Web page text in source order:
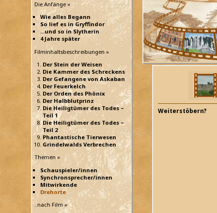
Die Anfänge »
Wie alles Begann
So lief es in Gryffindor
...und so in Slytherin
4 Jahre später
Filminhaltsbeschreibungen »
Der Stein der Weisen
Die Kammer des Schreckens
Der Gefangene von Askaban
Der Feuerkelch
Der Orden des Phönix
Der Halbblutprinz
Die Heiligtümer des Todes –
Teil 1
Die Heiligtümer des Todes –
Teil 2
Phantastische Tierwesen
Grindelwalds Verbrechen
Themen »
Schauspieler/innen
Synchronsprecher/innen
Mitwirkende
Drehorte
..nach Film »
Weiterstöbern?